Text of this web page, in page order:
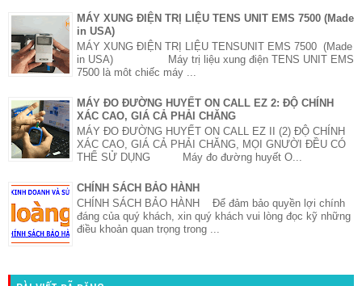
MÁY XUNG ĐIỆN TRỊ LIỆU TENS UNIT EMS 7500 (Made
in USA)
MÁY XUNG ĐIỆN TRỊ LIỆU TENSUNIT EMS 7500 (Made
in USA) Máy trị liệu xung điện TENS UNIT EMS
7500 là môt chiếc máy ...
MÁY ĐO ĐƯỜNG HUYẾT ON CALL EZ 2: ĐỘ CHÍNH
XÁC CAO, GIÁ CẢ PHẢI CHĂNG
MÁY ĐO ĐƯỜNG HUYẾT ON CALL EZ II (2) ĐỘ CHÍNH
XÁC CAO, GIÁ CẢ PHẢI CHĂNG, MỌI GNƯỜI ĐỀU CÓ
THỂ SỬ DỤNG Máy đo đường huyết O...
CHÍNH SÁCH BẢO HÀNH
CHÍNH SÁCH BẢO HÀNH Để đảm bảo quyền lợi chính
đáng của quý khách, xin quý khách vui lòng đọc kỹ những
điều khoản quan trọng trong ...